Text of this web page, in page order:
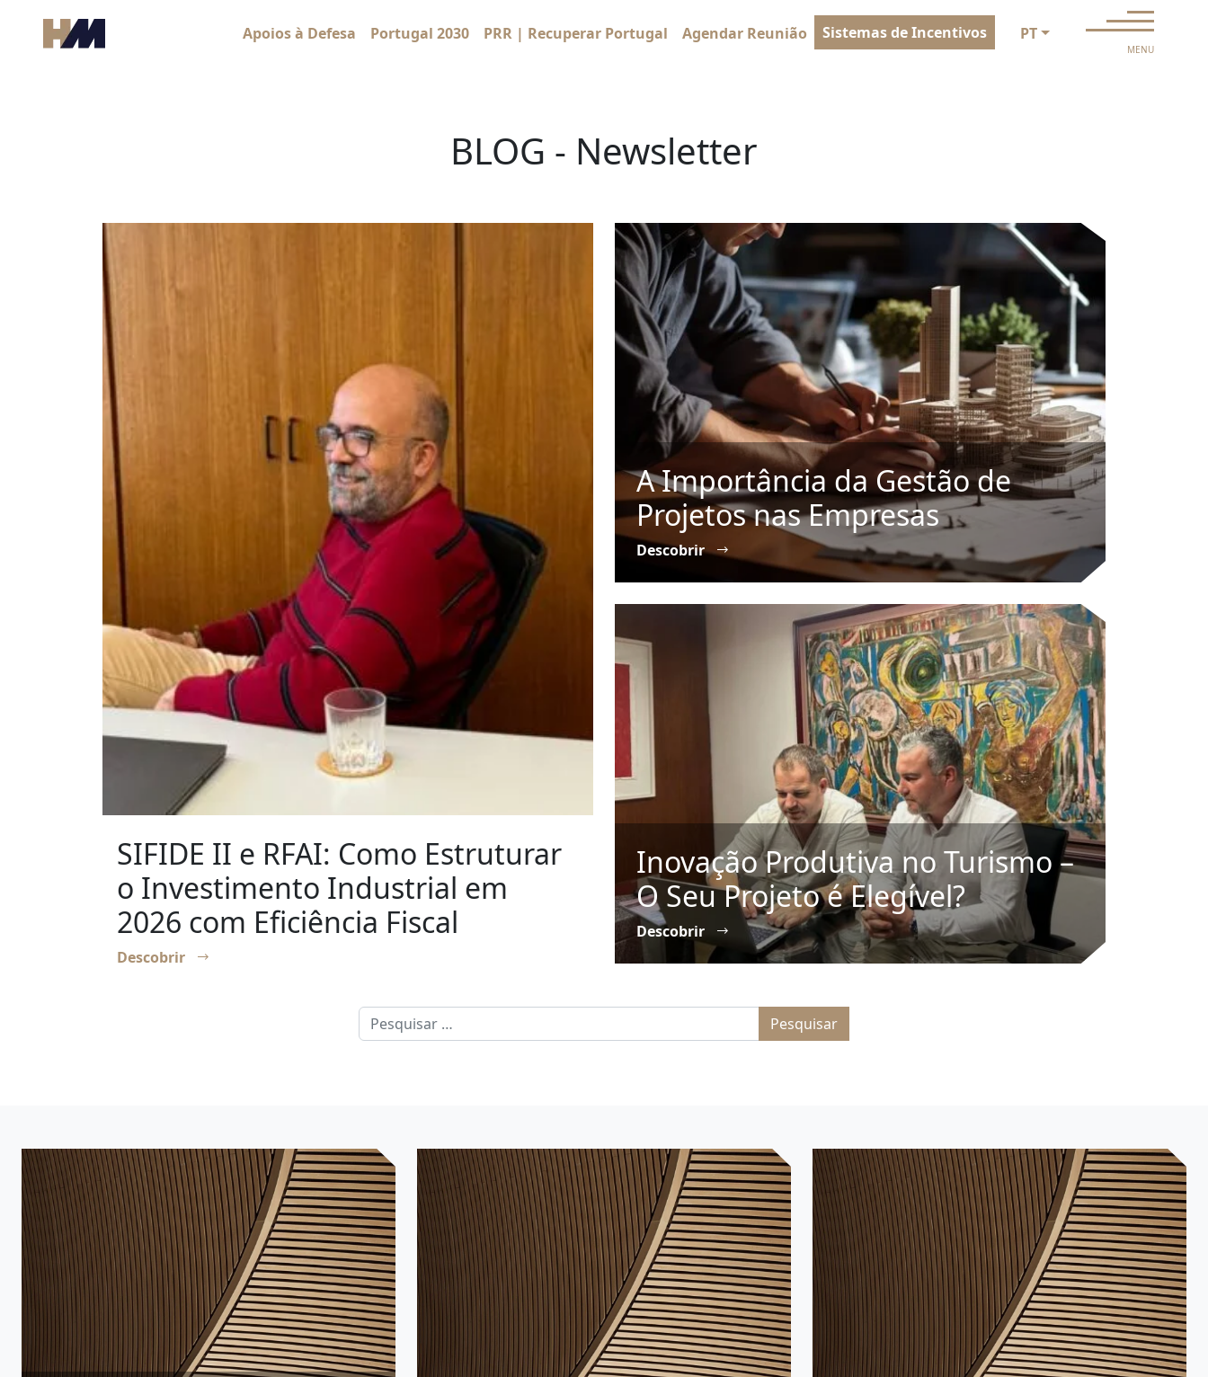
Main Navigation Apoios à Defesa Portugal 2030 PRR | Recuperar Portugal Agendar Reunião Sistemas de Incentivos PT
MENU
BLOG - Newsletter
SIFIDE II e RFAI: Como Estruturar
o Investimento Industrial em
2026 com Eficiência Fiscal
Descobrir
A Importância da Gestão de
Projetos nas Empresas
Descobrir
Inovação Produtiva no Turismo –
O Seu Projeto é Elegível?
Descobrir
Pesquisar por: